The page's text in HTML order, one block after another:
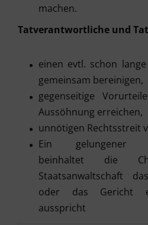
machen.
Tatverantwortliche und
einen evtl. schon
gemeinsam bereinigen,
gegenseitige
Aussöhnung erreichen,
unnötigen Rechtsstreit
Ein gelungener
beinhaltet die
Staatsanwaltschaft
oder das Gericht
ausspricht